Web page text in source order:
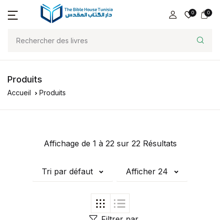
0 0
Produits
Accueil Produits
Affichage de 1 à 22 sur 22 Résultats
Tri par défaut Afficher 24